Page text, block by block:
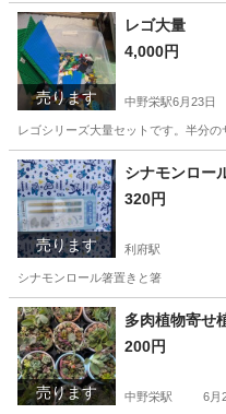
宮城 塩竈市 中野栄駅
売ります
レゴ大量
4,000円
中野栄駅6月23日
レゴシリーズ大量セットです。半分
宮城 塩竈市 中野栄駅
売ります
シナモンロー
320円
利府駅
シナモンロール箸置きと箸
宮城 塩竈市 利府駅 パズ
売ります
多肉植物寄せ
200円
中野栄駅 6月